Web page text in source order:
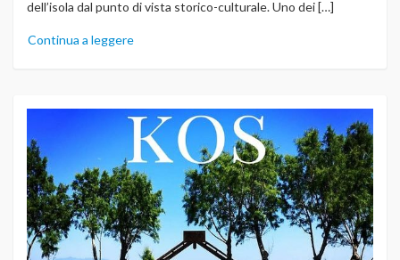
dell’isola dal punto di vista storico-culturale. Uno dei […]
Continua a leggere